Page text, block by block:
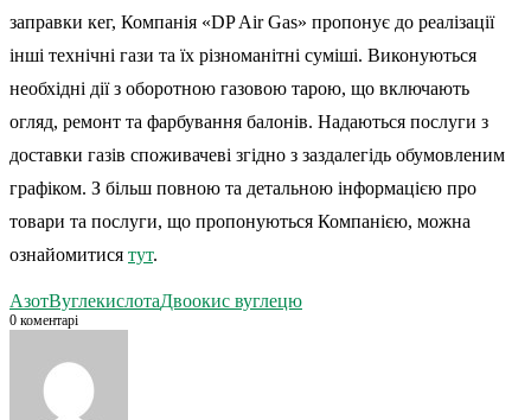
заправки кег, Компанія «DP Air Gas» пропонує до реалізації
інші технічні гази та їх різноманітні суміші. Виконуються
необхідні дії з оборотною газовою тарою, що включають
огляд, ремонт та фарбування балонів. Надаються послуги з
доставки газів споживачеві згідно з заздалегідь обумовленим
графіком. З більш повною та детальною інформацією про
товари та послуги, що пропонуються Компанією, можна
ознайомитися тут.
АзотВуглекислотаДвоокис вуглецю
0 коментарі